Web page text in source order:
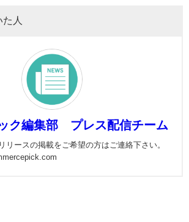
人
ク編集部 プレス配信チーム
リースの掲載をご希望の方はご連絡下さい。